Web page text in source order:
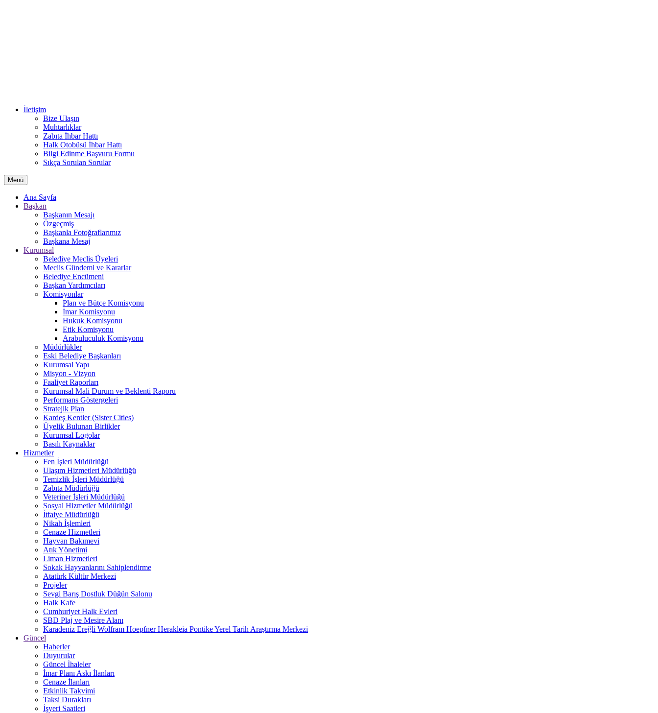
İletişim
Bize Ulaşın
Muhtarlıklar
Zabıta İhbar Hattı
Halk Otobüsü İhbar Hattı
Bilgi Edinme Başvuru Formu
Sıkça Sorulan Sorular
Menü
Ana Sayfa
Başkan
Başkanın Mesajı
Özgeçmiş
Başkanla Fotoğraflarımız
Başkana Mesaj
Kurumsal
Belediye Meclis Üyeleri
Meclis Gündemi ve Kararlar
Belediye Encümeni
Başkan Yardımcıları
Komisyonlar
Plan ve Bütçe Komisyonu
İmar Komisyonu
Hukuk Komisyonu
Etik Komisyonu
Arabuluculuk Komisyonu
Müdürlükler
Eski Belediye Başkanları
Kurumsal Yapı
Misyon - Vizyon
Faaliyet Raporları
Kurumsal Mali Durum ve Beklenti Raporu
Performans Göstergeleri
Stratejik Plan
Kardeş Kentler (Sister Cities)
Üyelik Bulunan Birlikler
Kurumsal Logolar
Basılı Kaynaklar
Hizmetler
Fen İşleri Müdürlüğü
Ulaşım Hizmetleri Müdürlüğü
Temizlik İşleri Müdürlüğü
Zabıta Müdürlüğü
Veteriner İşleri Müdürlüğü
Sosyal Hizmetler Müdürlüğü
İtfaiye Müdürlüğü
Nikah İşlemleri
Cenaze Hizmetleri
Hayvan Bakımevi
Atık Yönetimi
Liman Hizmetleri
Sokak Hayvanlarını Sahiplendirme
Atatürk Kültür Merkezi
Projeler
Sevgi Barış Dostluk Düğün Salonu
Halk Kafe
Cumhuriyet Halk Evleri
SBD Plaj ve Mesire Alanı
Karadeniz Ereğli Wolfram Hoepfner Herakleia Pontike Yerel Tarih Araştırma Merkezi
Güncel
Haberler
Duyurular
Güncel İhaleler
İmar Planı Askı İlanları
Cenaze İlanları
Etkinlik Takvimi
Taksi Durakları
İşyeri Saatleri